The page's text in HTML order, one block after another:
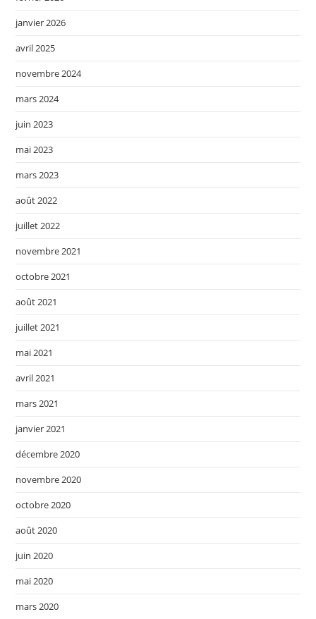
janvier 2026
avril 2025
novembre 2024
mars 2024
juin 2023
mai 2023
mars 2023
août 2022
juillet 2022
novembre 2021
octobre 2021
août 2021
juillet 2021
mai 2021
avril 2021
mars 2021
janvier 2021
décembre 2020
novembre 2020
octobre 2020
août 2020
juin 2020
mai 2020
mars 2020